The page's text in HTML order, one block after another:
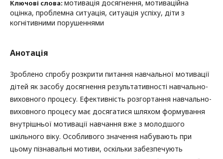
Ключові слова: мотивація досягнення, мотиваційна
оцінка, проблемна ситуація, ситуація успіху, діти з
когнітивними порушеннями
Анотація
Зроблено спробу розкрити питання навчальної мотивації
дітей як засобу досягнення результативності навчально-
виховного процесу. Ефективність розгортання навчально-
виховного процесу має досягатися шляхом формування
внутрішньої мотивації навчання вже з молодшого
шкільного віку. Особливого значення набувають при
цьому пізнавальні мотиви, оскільки забезпечують